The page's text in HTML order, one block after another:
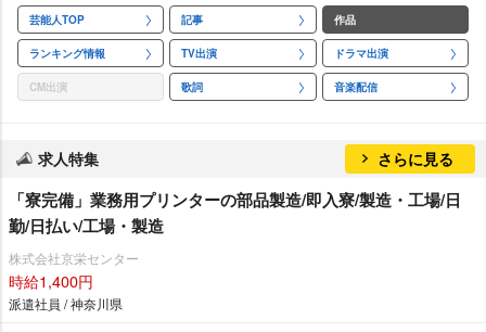
芸能人TOP 記事 作品
ランキング情報 TV出演 ドラマ出演
CM出演 歌詞 音楽配信
求人特集 さらに見る
「寮完備」業務用プリンターの部品製造/即入寮/製造・工場/日
勤/日払い/工場・製造
株式会社京栄センター
時給1,400円
派遣社員 / 神奈川県